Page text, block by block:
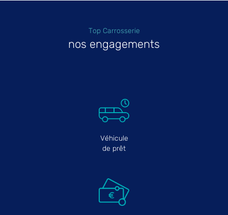
Top Carrosserie
nos engagements
Véhicule
de prêt